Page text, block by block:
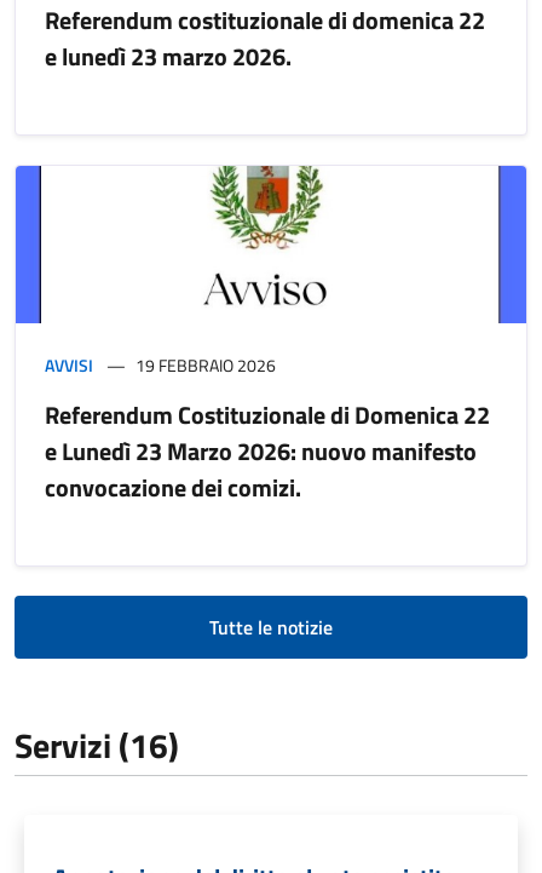
Referendum costituzionale di domenica 22
e lunedì 23 marzo 2026.
AVVISI 19 FEBBRAIO 2026
Referendum Costituzionale di Domenica 22
e Lunedì 23 Marzo 2026: nuovo manifesto
convocazione dei comizi.
Tutte le notizie
Servizi (16)